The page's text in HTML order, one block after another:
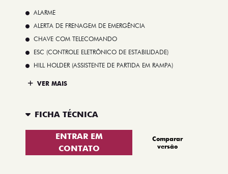
ALARME
ALERTA DE FRENAGEM DE EMERGÊNCIA
CHAVE COM TELECOMANDO
ESC (CONTROLE ELETRÔNICO DE ESTABILIDADE)
HILL HOLDER (ASSISTENTE DE PARTIDA EM RAMPA)
VER MAIS
FICHA TÉCNICA
ENTRAR EM
CONTATO
Comparar
versão